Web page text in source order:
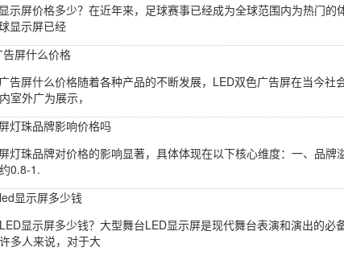
示屏价格多少？在近年来，足球赛事已经成为全球范围内为热门
显示屏已经
屏什么价格
告屏什么价格随着各种产品的不断发展，LED双色广告屏在当今
室外广为展示，
灯珠品牌影响价格吗
灯珠品牌对价格的影响显著，具体体现在以下核心维度：一、品
0.8-1.
显示屏多少钱
显示屏多少钱？大型舞台LED显示屏是现代舞台表演和演出的必
多人来说，对于大